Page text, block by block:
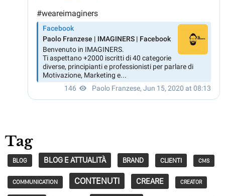
Tag
BLOG BLOG E ATTUALITÀ BRAND CLIENTI CMS
COMMUNICATION CONTENUTI CREARE CREATOR